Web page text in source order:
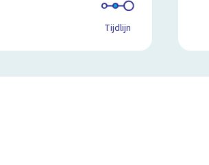
Tijdlijn